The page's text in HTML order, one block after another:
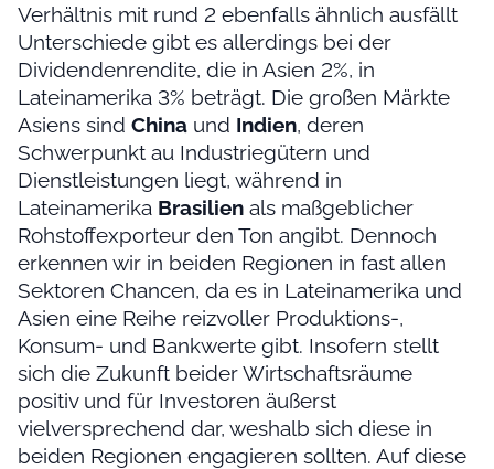
Verhältnis mit rund 2 ebenfalls ähnlich ausfällt
Unterschiede gibt es allerdings bei der
Dividendenrendite, die in Asien 2%, in
Lateinamerika 3% beträgt. Die großen Märkte
Asiens sind China und Indien, deren
Schwerpunkt au Industriegütern und
Dienstleistungen liegt, während in
Lateinamerika Brasilien als maßgeblicher
Rohstoffexporteur den Ton angibt. Dennoch
erkennen wir in beiden Regionen in fast allen
Sektoren Chancen, da es in Lateinamerika und
Asien eine Reihe reizvoller Produktions-,
Konsum- und Bankwerte gibt. Insofern stellt
sich die Zukunft beider Wirtschaftsräume
positiv und für Investoren äußerst
vielversprechend dar, weshalb sich diese in
beiden Regionen engagieren sollten. Auf diese